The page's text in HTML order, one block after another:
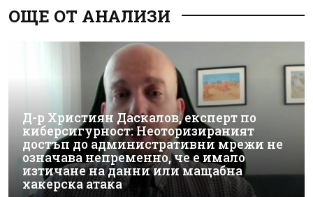
ОЩЕ ОТ АНАЛИЗИ
Д-р Християн Даскалов, експерт по
киберсигурност: Неоторизираният
достъп до административни мрежи не
означава непременно, че е имало
изтичане на данни или мащабна
хакерска атака